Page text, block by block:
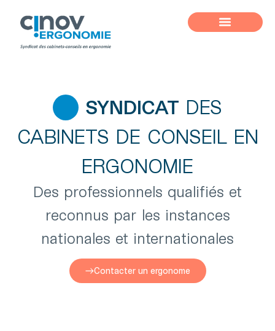
SYNDICAT DES
CABINETS DE CONSEIL EN
ERGONOMIE
Des professionnels qualifiés et
reconnus par les instances
nationales et internationales
Contacter un ergonome